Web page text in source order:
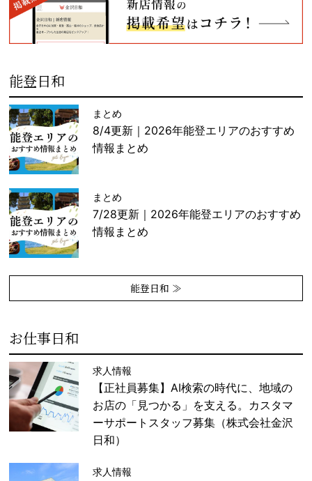
能登日和
まとめ
8/4更新｜2026年能登エリアのおすすめ
情報まとめ
まとめ
7/28更新｜2026年能登エリアのおすすめ
情報まとめ
能登日和 ≫
お仕事日和
求人情報
【正社員募集】AI検索の時代に、地域の
お店の「見つかる」を支える。カスタマ
ーサポートスタッフ募集（株式会社金沢
日和）
求人情報